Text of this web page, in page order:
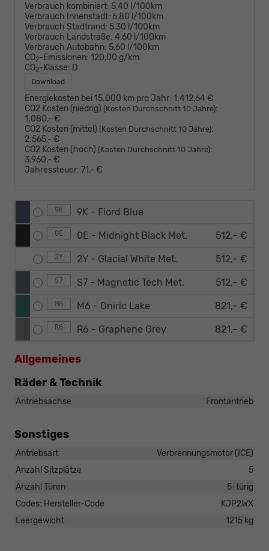
Verbrauch kombiniert: 5,40 l/100km
Verbrauch Innenstadt: 6,80 l/100km
Verbrauch Stadtrand: 5,30 l/100km
Verbrauch Landstraße: 4,60 l/100km
Verbrauch Autobahn: 5,60 l/100km
CO2-Emissionen: 120,00 g/km
CO2-Klasse: D
Download
Energiekosten bei 15.000 km pro Jahr: 1.412,64 €
CO2 Kosten (niedrig) (Kosten Durchschnitt 10 Jahre):
1.080,- €
CO2 Kosten (mittel) (Kosten Durchschnitt 10 Jahre):
2.565,- €
CO2 Kosten (hoch) (Kosten Durchschnitt 10 Jahre):
3.960,- €
Jahressteuer: 71,- €
9K 9K - Fiord Blue
0E 0E - Midnight Black Met. 512,– €
2Y 2Y - Glacial White Met. 512,– €
S7 S7 - Magnetic Tech Met. 512,– €
M6 M6 - Oniric Lake 821,– €
R6 R6 - Graphene Grey 821,– €
Allgemeines
Räder & Technik
Antriebsachse Frontantrieb
Sonstiges
Antriebsart
Verbrennungsmotor (ICE)
Anzahl Sitzplätze
5
Anzahl Türen
5-türig
Codes: Hersteller-Code
KJP2WX
Leergewicht
1215 kg